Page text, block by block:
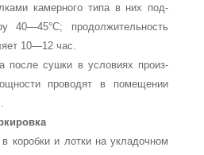
камерного типа в них под­
40—45°С; продолжительность
10—12 час.
после сушки в условиях произ­
проводят в помещении
коробки и лотки на укладочном